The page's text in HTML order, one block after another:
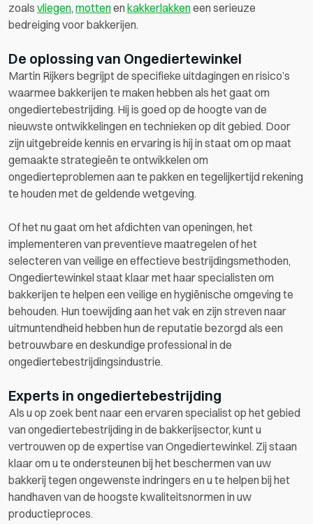
zoals vliegen, mottenen kakkerlakkeneen serieuze
bedreiging voor bakkerijen.
De oplossing van Ongediertewinkel
Martin Rijkers begrijpt de specifieke uitdagingen en risico’s
waarmee bakkerijen te maken hebben als het gaat om
ongediertebestrijding. Hij is goed op de hoogte van de
nieuwste ontwikkelingen en technieken op dit gebied. Door
zijn uitgebreide kennis en ervaring is hij in staat om op maat
gemaakte strategieën te ontwikkelen om
ongedierteproblemen aan te pakken en tegelijkertijd rekening
te houden met de geldende wetgeving.
Of het nu gaat om het afdichten van openingen, het
implementeren van preventieve maatregelen of het
selecteren van veilige en effectieve bestrijdingsmethoden,
Ongediertewinkel staat klaar met haar specialisten om
bakkerijen te helpen een veilige en hygiënische omgeving te
behouden. Hun toewijding aan het vak en zijn streven naar
uitmuntendheid hebben hun de reputatie bezorgd als een
betrouwbare en deskundige professional in de
ongediertebestrijdingsindustrie.
Experts in ongediertebestrijding
Als u op zoek bent naar een ervaren specialist op het gebied
van ongediertebestrijding in de bakkerijsector, kunt u
vertrouwen op de expertise van Ongediertewinkel. Zij staan
klaar om u te ondersteunen bij het beschermen van uw
bakkerij tegen ongewenste indringers en u te helpen bij het
handhaven van de hoogste kwaliteitsnormen in uw
productieproces.